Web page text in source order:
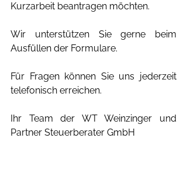
Kurzarbeit beantragen möchten.
Wir unterstützen Sie gerne beim
Ausfüllen der Formulare.
Für Fragen können Sie uns jederzeit
telefonisch erreichen.
Ihr Team der WT Weinzinger und
Partner Steuerberater GmbH